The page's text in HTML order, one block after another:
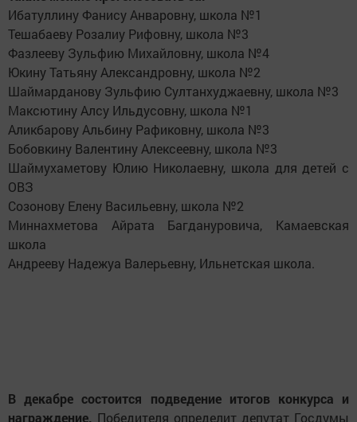
Ибатуллину Фанису Анваровну, школа №1
Тешабаеву Розалиу Рифовну, школа №3
Фазлееву Зульфию Михайловну, школа №4
Юкину Татьяну Александровну, школа №2
Шаймарданову Зульфию Султанхуджаевну, школа №3
Максютину Алсу Ильдусовну, школа №1
Аликбарову Альбину Рафиковну, школа №3
Бобовкину Валентину Алексеевну, школа №3
Шаймухаметову Юлию Николаевну, школа для детей с
ОВЗ
Созонову Елену Васильевну, школа №2
Миннахметова Айрата Багдануровича, Камаевская
школа
Андрееву Надежуа Валерьевну, Ильнетская школа.
В декабре состоится подведение итогов конкурса и
награждение. Победителя определит депутат Госдумы